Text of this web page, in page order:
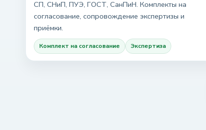
СП, СНиП, ПУЭ, ГОСТ, СанПиН. Комплекты на
согласование, сопровождение экспертизы и
приёмки.
Комплект на согласование Экспертиза